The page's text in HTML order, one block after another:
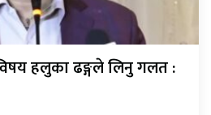
हलुका ढङ्गले लिनु गलत :